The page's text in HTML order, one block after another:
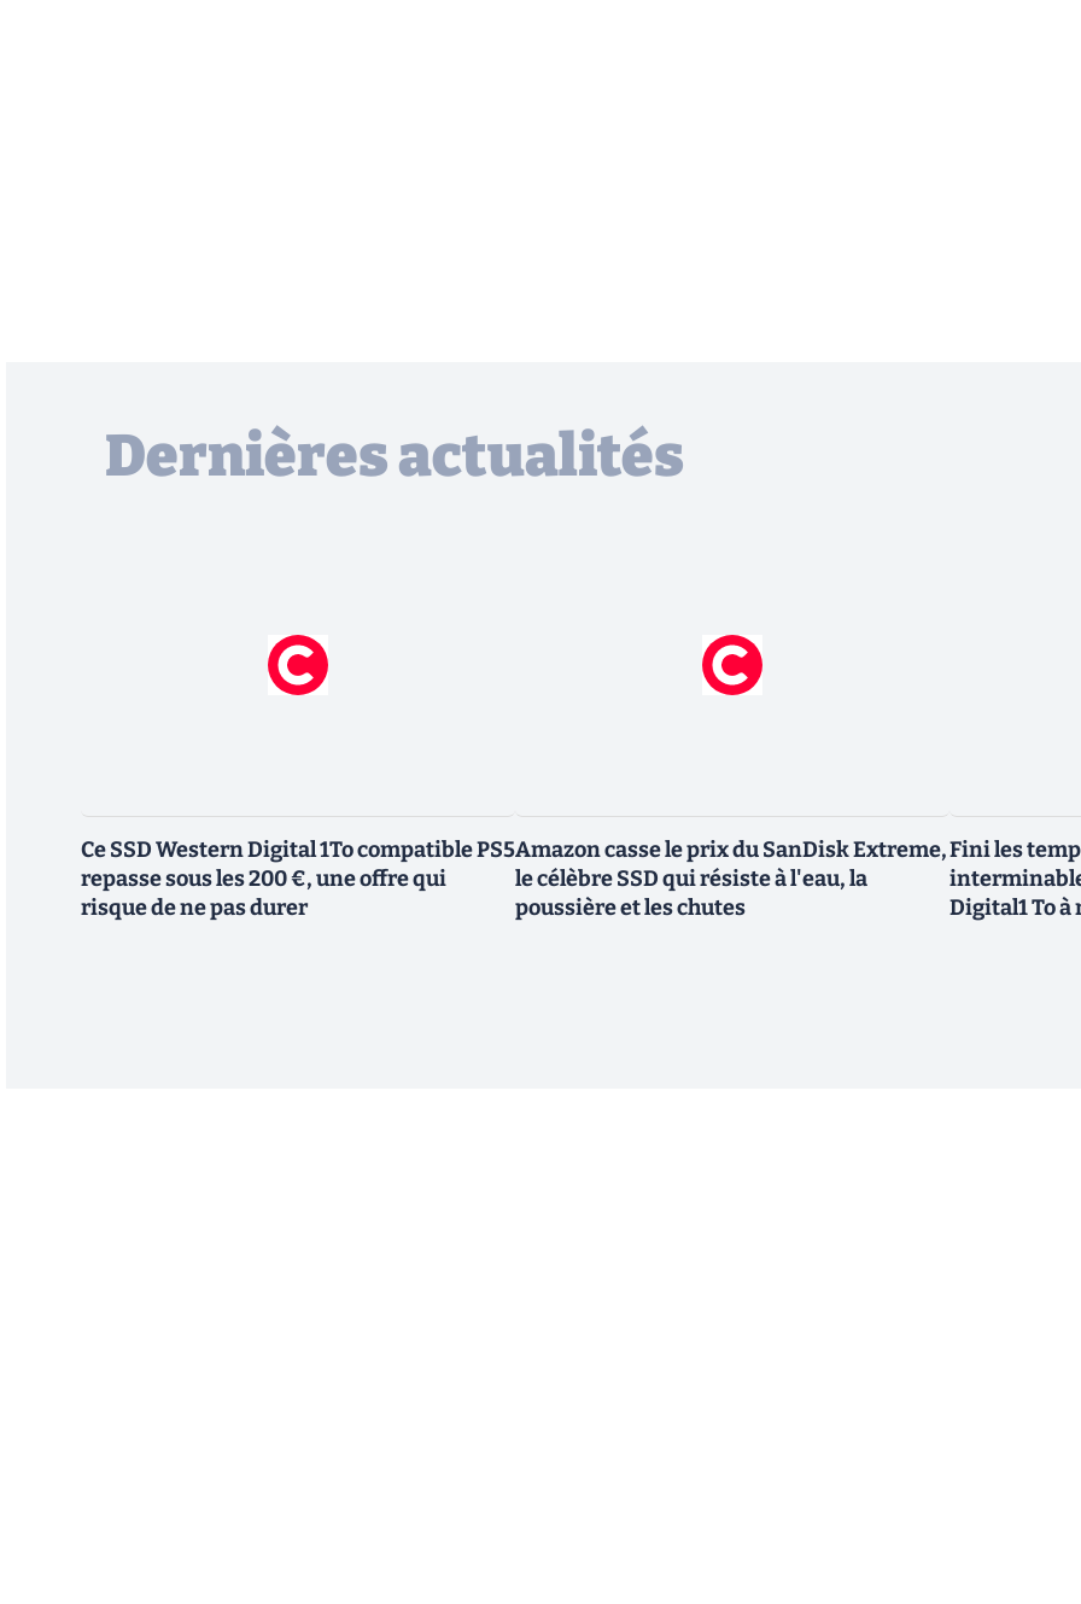
Dernières actualités
Ce SSD Western Digital 1To compatible PS5
repasse sous les 200 €, une offre qui
risque de ne pas durer
Amazon casse le prix du SanDisk Extreme,
le célèbre SSD qui résiste à l'eau, la
poussière et les chutes
Fini les
Digital1 To à